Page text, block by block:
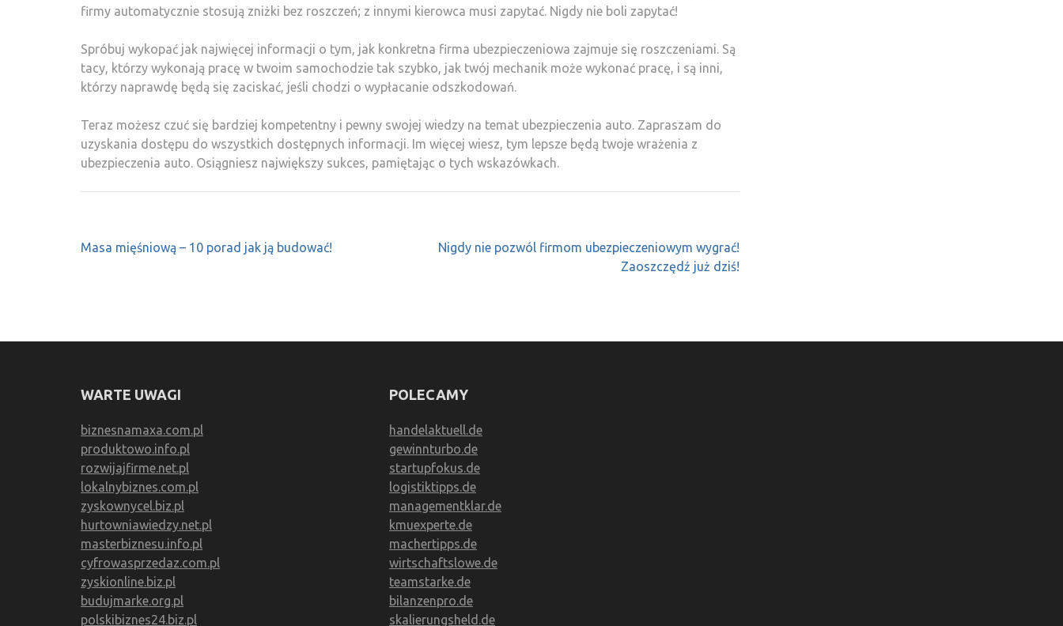
firmy automatycznie stosują zniżki bez roszczeń; z innymi kierowca musi zapytać. Nigdy nie boli zapytać!
Spróbuj wykopać jak najwięcej informacji o tym, jak konkretna firma ubezpieczeniowa zajmuje się roszczeniami. Są
tacy, którzy wykonają pracę w twoim samochodzie tak szybko, jak twój mechanik może wykonać pracę, i są inni,
którzy naprawdę będą się zaciskać, jeśli chodzi o wypłacanie odszkodowań.
Teraz możesz czuć się bardziej kompetentny i pewny swojej wiedzy na temat ubezpieczenia auto. Zapraszam do
uzyskania dostępu do wszystkich dostępnych informacji. Im więcej wiesz, tym lepsze będą twoje wrażenia z
ubezpieczenia auto. Osiągniesz największy sukces, pamiętając o tych wskazówkach.
Nawigacja
Masa mięśniową – 10 porad jak ją budować!
Nigdy nie pozwól firmom ubezpieczeniowym wygrać!
Zaoszczędź już dziś!
WARTE UWAGI
biznesnamaxa.com.pl
produktowo.info.pl
rozwijajfirme.net.pl
lokalnybiznes.com.pl
zyskownycel.biz.pl
hurtowniawiedzy.net.pl
masterbiznesu.info.pl
cyfrowasprzedaz.com.pl
zyskionline.biz.pl
budujmarke.org.pl
polskibiznes24.biz.pl
POLECAMY
handelaktuell.de
gewinnturbo.de
startupfokus.de
logistiktipps.de
managementklar.de
kmuexperte.de
machertipps.de
wirtschaftslowe.de
teamstarke.de
bilanzenpro.de
skalierungsheld.de